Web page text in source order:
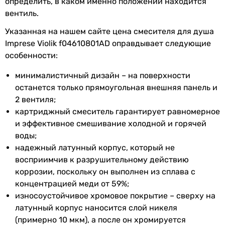
Характеристики, комплектация и фотографии Imprese Violik
изменяться производителем без уведомления. Магазин не
несет ответственности за изменения, внесенные
производителем.
вентиль.
Указанная на нашем сайте цена смесителя для душа
Imprese Violik f04610801AD оправдывает следующие
особенности:
минималистичный дизайн – на поверхности
останется только прямоугольная внешняя панель и
2 вентиля;
картриджный смеситель гарантирует равномерное
и эффективное смешивание холодной и горячей
воды;
надежный латунный корпус, который не
восприимчив к разрушительному действию
коррозии, поскольку он выполнен из сплава с
концентрацией меди от 59%;
износоустойчивое хромовое покрытие – сверху на
латунный корпус наносится слой никеля
(примерно 10 мкм), а после он хромируется